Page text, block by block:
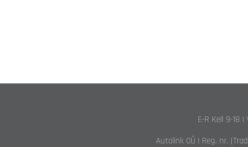
E-R Kell 9-18
Autolink OÜ | Reg. nr.